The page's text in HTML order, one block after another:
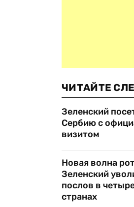
ЧИТАЙТЕ
Зеленский
Сербию с
визитом
Новая волна
Зеленский
послов в
странах